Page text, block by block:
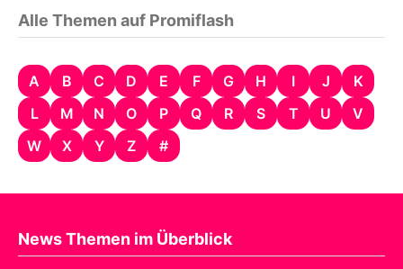
Alle Themen auf Promiflash
A B C D E F G H I J
K
L
M N O P Q R S T U
V
W
X Y Z #
News Themen im Überblick